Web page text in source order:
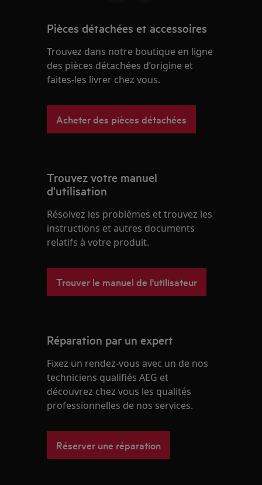
Pièces détachées et accessoires
Trouvez dans notre boutique en ligne
des pièces détachées d’origine et
faites-les livrer chez vous.
Acheter des pièces détachées
Trouvez votre manuel
d'utilisation
Résolvez les problèmes et trouvez les
instructions et autres documents
relatifs à votre produit.
Trouver le manuel de l'utilisateur
Réparation par un expert
Fixez un rendez-vous avec un de nos
techniciens qualifiés AEG et
découvrez chez vous les qualités
professionnelles de nos services.
Réserver une réparation